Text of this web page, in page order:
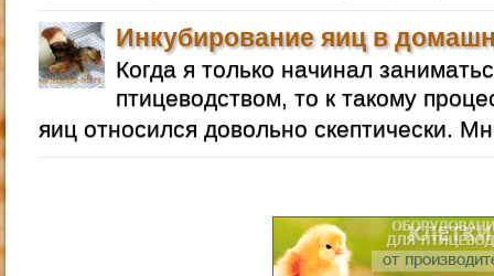
Инкубирование яиц в
Когда я только начинал
птицеводством, то к такому
яиц относился довольно скептически.